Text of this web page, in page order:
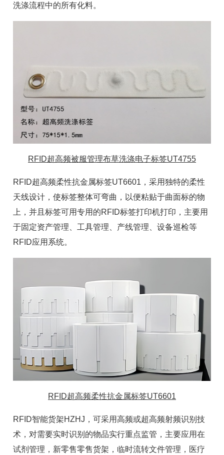
洗涤流程中的所有化料。
RFID超高频被服管理布草洗涤电子标签UT4755
RFID超高频柔性抗金属标签UT6601，采用独特的柔性
天线设计，使标签整体可弯曲，以便粘贴于曲面标的物
上，并且标签可用专用的RFID标签打印机打印，主要用
于固定资产管理、 工具管理 、产线管理、设备巡检等
RFID应用系统。
RFID超高频柔性抗金属标签UT6601
RFID智能货架HZHJ，可采用高频或超高频射频识别技
术 ，对需要实时识别的物品实行重点监管，主要应用在
试剂管理，新零售零售货架，临时流转文件管理 ，医疗